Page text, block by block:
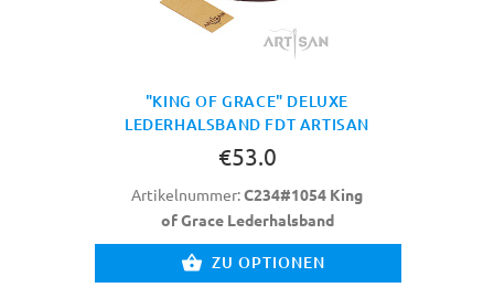
"KING OF GRACE" DELUXE
LEDERHALSBAND FDT ARTISAN
€53.0
Artikelnummer:C234#1054 King
of Grace Lederhalsband
ZU OPTIONEN